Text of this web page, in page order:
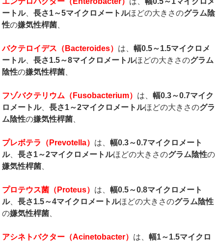
ートル、長さ1～5マイクロメートルほどの大きさのグラム陰
性の嫌気性桿菌
バクテロイデス（ Bacteroides） は、幅0.5～1.5マイクロメ
ートル、長さ1.5～8マイクロメートルほどの大きさのグラム
陰性の嫌気性桿菌
フゾバクテリウム（ Fusobacterium） は、幅0.3～0.7マイク
ロメートル、長さ1～2マイクロメートルほどの大きさのグラ
ム陰性の嫌気性桿菌
プレボテラ（ Prevotella） は、幅0.3～0.7マイクロメート
ル、長さ1～2マイクロメートルほどの大きさのグラム陰性の
嫌気性桿菌
プロテウス菌（ Proteus） は、幅0.5～0.8マイクロメート
ル、長さ1.5～4マイクロメートルほどの大きさのグラム陰性
の嫌気性桿菌
アシネトバクター（Acinetobacter） は、幅1～1.5マイクロ